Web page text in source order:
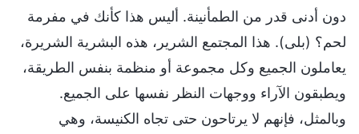
دون أدنى قدر من الطمأنينة. أليس هذا كأنك في مفرمة
لحم؟ (بلى). هذا المجتمع الشرير، هذه البشرية الشريرة،
يعاملون الجميع وكل مجموعة أو منظمة بنفس الطريقة،
ويطبقون الآراء ووجهات النظر نفسها على الجميع.
وبالمثل، فإنهم لا يرتاحون حتى تجاه الكنيسة، وهي